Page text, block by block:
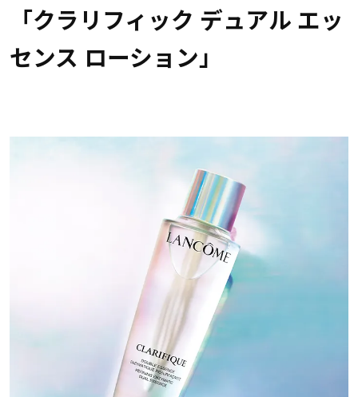
「クラリフィック デュアル エッ
センス ローション」